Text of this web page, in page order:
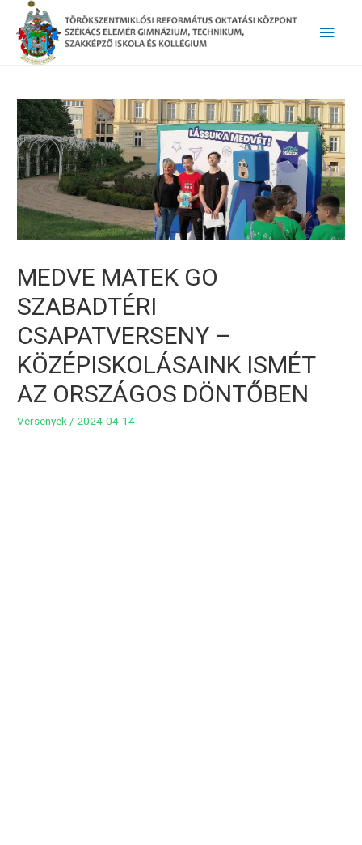
Main
MEDVE MATEK GO
SZABADTÉRI
CSAPATVERSENY –
KÖZÉPISKOLÁSAINK ISMÉT
AZ ORSZÁGOS DÖNTŐBEN
Versenyek / 2024-04-14